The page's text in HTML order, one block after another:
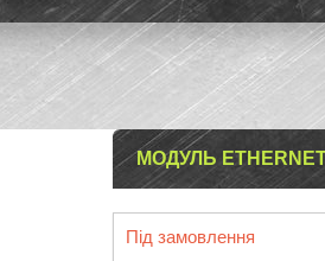
МОДУЛЬ
Під замовлення